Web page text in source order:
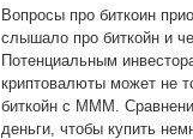
Вопросы про биткоин
слышало про биткойн и
Потенциальным
криптовалюты может не
биткойн с МММ.
деньги, чтобы купить